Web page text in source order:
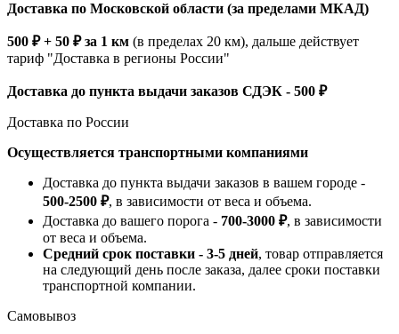
Доставка по Московской области (за пределами МКАД)
500 ₽ + 50 ₽ за 1 км (в пределах 20 км), дальше действует
тариф "Доставка в регионы России"
Доставка до пункта выдачи заказов СДЭК - 500 ₽
Доставка по России
Осуществляется транспортными компаниями
Доставка до пункта выдачи заказов в вашем городе -
500-2500 ₽, в зависимости от веса и объема.
Доставка до вашего порога - 700-3000 ₽, в зависимости
от веса и объема.
Средний срок поставки - 3-5 дней, товар отправляется
на следующий день после заказа, далее сроки поставки
транспортной компании.
Самовывоз